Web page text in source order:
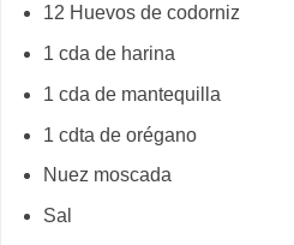
12 Huevos de codorniz
1 cda de harina
1 cda de mantequilla
1 cdta de orégano
Nuez moscada
Sal